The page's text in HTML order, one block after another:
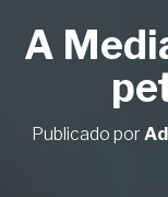
A
Publicado por